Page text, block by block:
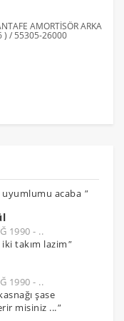
AMORTİSÖR ARKA
) / 55305-26000
acaba "
1990 - ..
takım lazim"
1990 - ..
şase
misiniz ..."